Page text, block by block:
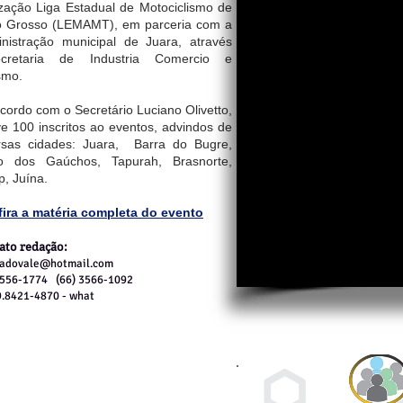
Liga Estadual de Motociclismo de
Grosso (LEMAMT), em parceria com a
municipal de Juara, através
de Industria Comercio e
com o Secretário Luciano Olivetto,
100 inscritos ao eventos, advindos de
cidades: Juara, Barra do Bugre,
dos Gaúchos, Tapurah, Brasnorte,
Juína.
a matéria completa do evento
redação:
1774 (66) 3566-1092
4870 - what